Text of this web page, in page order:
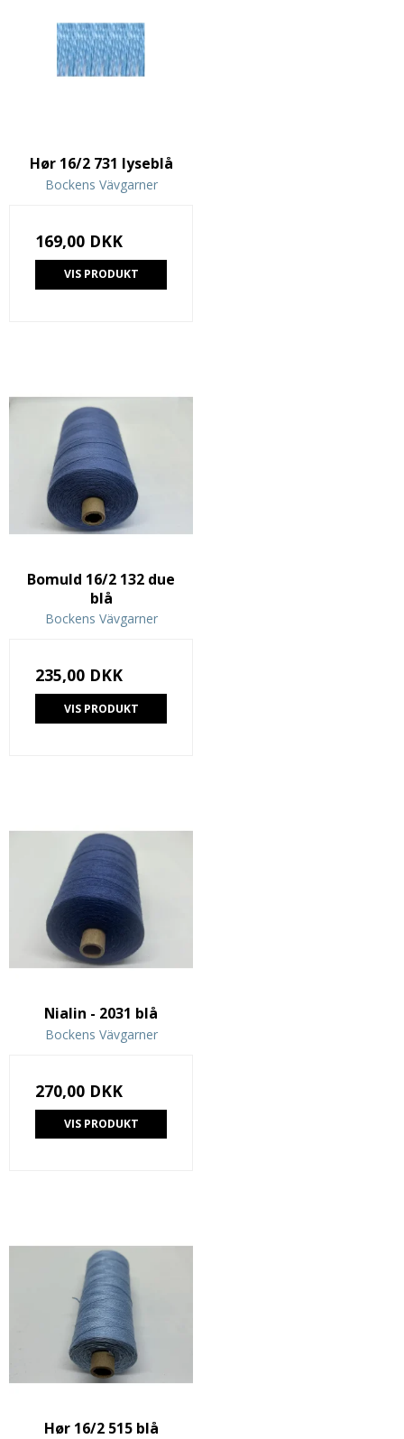
Hør 16/2 731 lyseblå
Bockens Vävgarner
169,00 DKK
VIS PRODUKT
Bomuld 16/2 132 due
blå
Bockens Vävgarner
235,00 DKK
VIS PRODUKT
Nialin - 2031 blå
Bockens Vävgarner
270,00 DKK
VIS PRODUKT
Hør 16/2 515 blå